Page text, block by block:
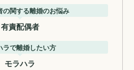
の関する離婚のお悩み
有責配偶者
ラで離婚したい方
モラハラ